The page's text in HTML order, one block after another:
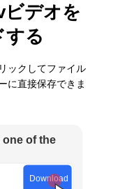
デオを
する
ックしてファイル
に直接保存できま